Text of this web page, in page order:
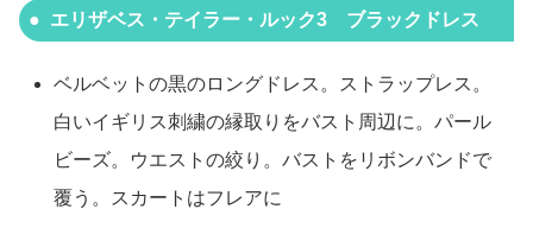
エリザベス・テイラー・ルック3 ブラックドレス
ベルベットの黒のロングドレス。ストラップレス。
白いイギリス刺繍の縁取りをバスト周辺に。パール
ビーズ。ウエストの絞り。バストをリボンバンドで
覆う。スカートはフレアに